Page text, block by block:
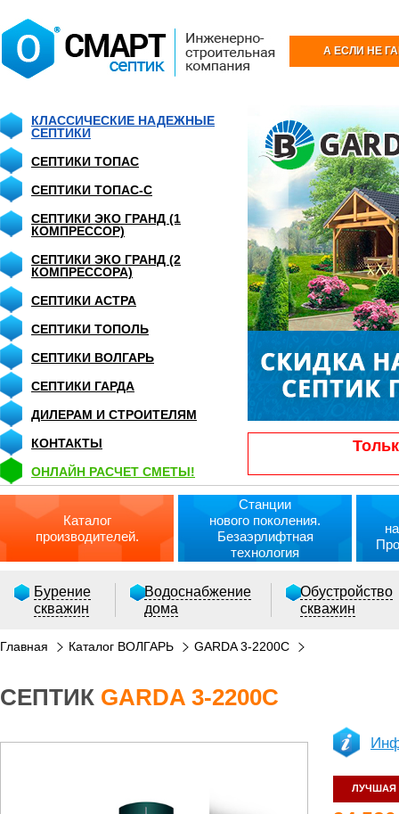
А ЕСЛИ НЕ
КЛАССИЧЕСКИЕ НАДЕЖНЫЕ
СЕПТИКИ
СЕПТИКИ ТОПАС
СЕПТИКИ ТОПАС-С
СЕПТИКИ ЭКО ГРАНД (1
КОМПРЕССОР)
СЕПТИКИ ЭКО ГРАНД (2
КОМПРЕССОРА)
СЕПТИКИ АСТРА
СЕПТИКИ ТОПОЛЬ
СЕПТИКИ ВОЛГАРЬ
СЕПТИКИ ГАРДА
ДИЛЕРАМ И СТРОИТЕЛЯМ
КОНТАКТЫ
ОНЛАЙН РАСЧЕТ СМЕТЫ!
Каталог
производителей.
Станции
нового поколения.
Безаэрлифтная
технология
Бурение
скважин
Водоснабжение
дома
Обустройство
скважин
Главная Каталог ВОЛГАРЬ GARDA 3-2200C
СЕПТИК GARDA 3-2200C
ЛУЧШАЯ